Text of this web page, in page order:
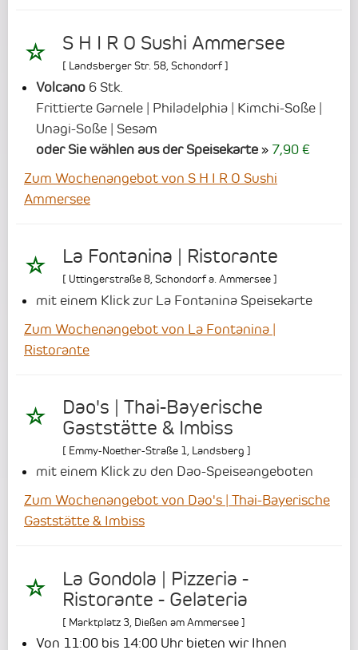
S H I R O Sushi Ammersee
[ Landsberger Str. 58 Schondorf]
Volcano 6 Stk.
Frittierte Garnele | Philadelphia | Kimchi-Soße |
Unagi-Soße | Sesam
oder Sie wählen aus der Speisekarte
7,90 €
Zum Wochenangebot von S H I R O Sushi
Ammersee
La Fontanina | Ristorante
[ Uttingerstraße 8,Schondorf a. Ammersee]
mit einem Klick zur La Fontanina Speisekarte
Zum Wochenangebot von La Fontanina |
Ristorante
Dao's | Thai-Bayerische
Gaststätte & Imbiss
[ Emmy-Noether-Straße 1, Landsberg ]
mit einem Klick zu den Dao-Speiseangeboten
Zum Wochenangebot von Dao's | Thai-Bayerische
Gaststätte & Imbiss
La Gondola | Pizzeria -
Ristorante - Gelateria
[ Marktplatz 3 Dießen am Ammersee]
Von 11:00 bis 14:00 Uhr bieten wir Ihnen